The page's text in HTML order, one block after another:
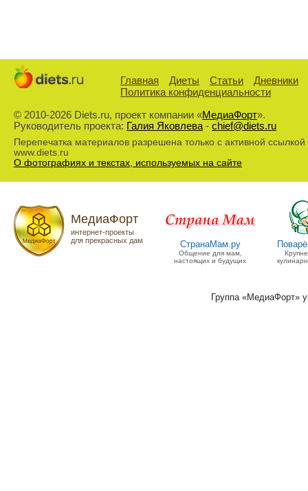
Главная Диеты Статьи
Дневники
Политика конфиденциальности
© 2010-2026 Diets.ru, проект компании «МедиаФорт».
Руководитель проекта: Галия Яковлева- chief@diets.ru
Перепечатка материалов разрешена только с активной ссылкой
www.diets.ru
О фотографиях и текстах, используемых на сайте
МедиаФорт
интернет-проекты
для прекрасных дам
СтранаМам.ру
Общение для мам,
настоящих и будущих
Группа «МедиаФорт»